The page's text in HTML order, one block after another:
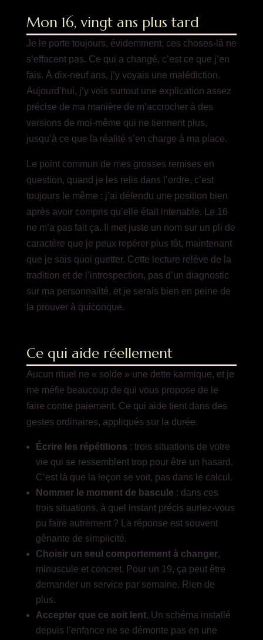
Mon 16, vingt ans plus tard
Je le porte toujours, évidemment, ces choses-là ne
s’effacent pas. Ce qui a changé, c’est ce que j’en
fais. À dix-neuf ans, j’y voyais une malédiction.
Aujourd’hui, j’y vois surtout une explication assez
précise de ma manière de m’accrocher à des
versions de moi-même qui ne tiennent plus,
jusqu’à ce que la réalité s’en charge à ma place.
Le point commun de mes grosses remises en
question, quand je les relis dans l’ordre, c’est
toujours le même : j’ai défendu une position bien
après avoir compris qu’elle était intenable. Le 16
ne m’a pas fait ça. Il met juste un nom sur un pli de
caractère que je peux repérer plus tôt, maintenant
que je sais quoi guetter. Cette lecture relève de la
tradition et de l’introspection, pas d’un diagnostic
sur ma personnalité, et je serais bien en peine de
la prouver à quiconque.
Ce qui aide réellement
Aucun rituel ne « solde » une dette karmique, et je
me méfie beaucoup de qui vous propose de le
faire contre paiement. Ce qui aide tient dans des
gestes ordinaires, appliqués sur la durée.
Écrire les répétitions : trois situations de votre
vie qui se ressemblent trop pour être un hasard.
C’est là que la leçon se voit, pas dans le calcul.
Nommer le moment de bascule : dans ces
trois situations, à quel instant précis auriez-vous
pu faire autrement ? La réponse est souvent
gênante de simplicité.
Choisir un seul comportement à changer,
minuscule et concret. Pour un 19, ça peut être
demander un service par semaine. Rien de
plus.
Accepter que ce soit lent. Un schéma installé
depuis l’enfance ne se démonte pas en une